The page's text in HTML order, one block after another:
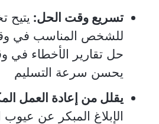
تسريع وقت الحل: يتيح
للشخص المناسب في
حل تقارير الأخطاء في
يحسن سرعة التسليم
يقلل من إعادة العمل
الإبلاغ المبكر عن عيوب